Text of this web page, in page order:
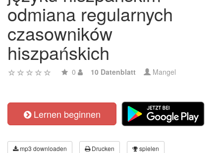
odmiana regularnych
czasowników
hiszpańskich
0 10 Datenblatt Mangel
Lernen beginnen
mp3 downloaden Drucken spielen